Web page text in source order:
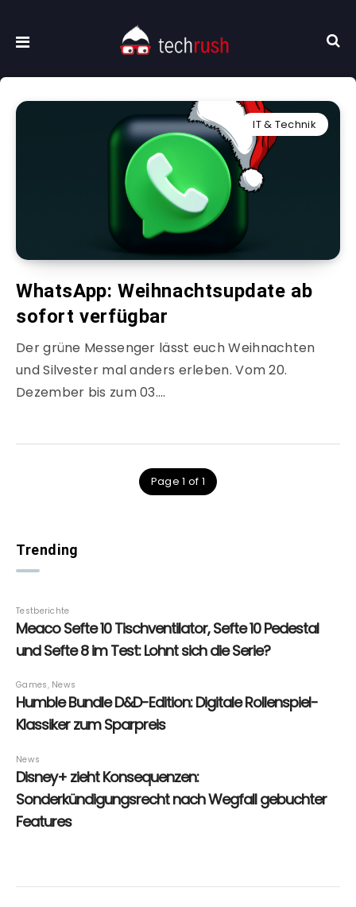
IT & Technik
WhatsApp: Weihnachtsupdate ab
sofort verfügbar
Der grüne Messenger lässt euch Weihnachten
und Silvester mal anders erleben. Vom 20.
Dezember bis zum 03….
Page 1 of 1
Trending